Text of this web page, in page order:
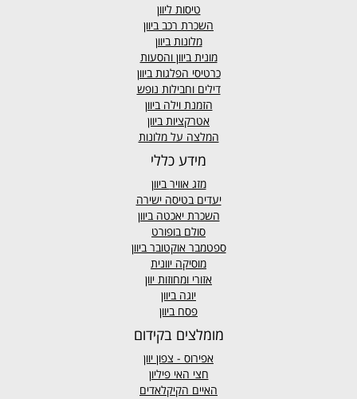
טיסות ליוון
השכרת רכב ביוון
מלונות ביוון
מונית ביוון והסעות
כרטיסי הפלגות ביוון
דילים וחבילות נופש
הזמנת וילה ביוון
אטרקציות ביוון
המלצה על מלונות
מידע כללי
מזג אוויר ביוון
יעדים בטיסה ישירה
השכרת יאכטה ביוון
סולם בופורט
ספטמבר אוקטובר ביוון
מוסיקה יוונית
אזורי ומחוזות יוון
יוגה ביוון
פסח ביוון
מומלצים בקידום
אפירוס - צפון יוון
חצי האי פיליון
האיים הקיקלאדים